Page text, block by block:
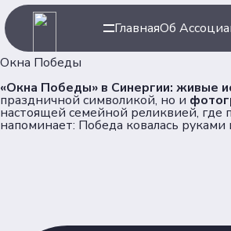
ГлавнаяОб
Окна Победы
«Окна Победы» в Синергии: живые
праздничной символикой, но и
настоящей семейной реликвией, где
напоминает: Победа ковалась